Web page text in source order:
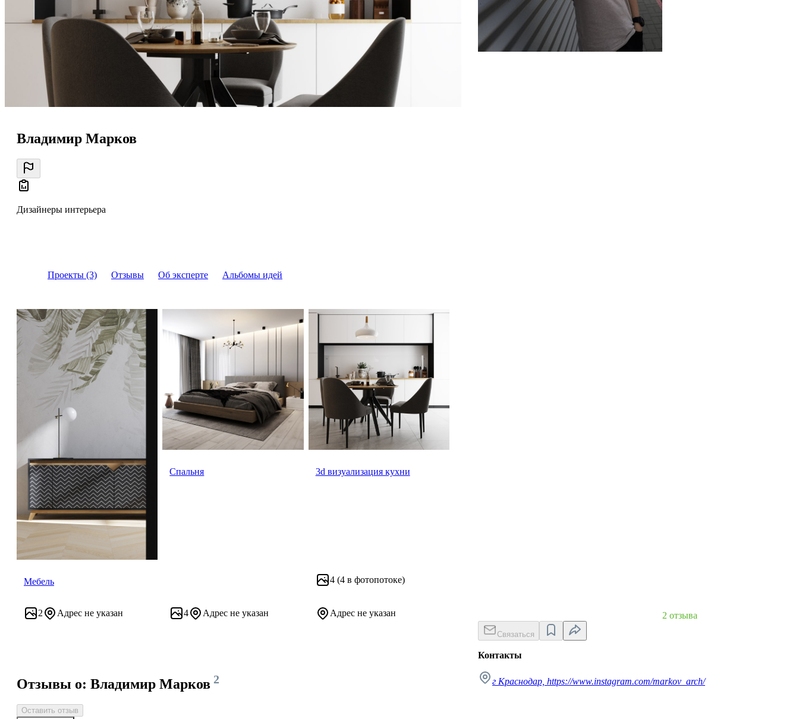
Владимир Марков
Дизайнеры интерьера
Проекты (3) Отзывы Об эксперте Альбомы идей
Мебель
2 Адрес не указан
Спальня
4 Адрес не указан
3d визуализация кухни
4 (4 в фотопотоке)
Адрес не указан
Отзывы о: Владимир Марков 2
Оставить отзыв
2 отзыва
Связаться
Контакты
г Краснодар, https://www.instagram.com/markov_arch/